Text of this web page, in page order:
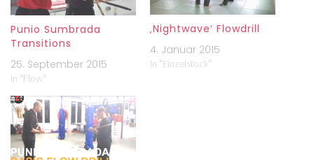
Punio Sumbrada
Transitions
25. September 2015
In "Flow"
‚Nightwave‘ Flowdrill
4. Januar 2015
In "Einzelstock"